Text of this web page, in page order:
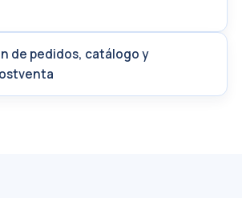
de pedidos, catálogo y